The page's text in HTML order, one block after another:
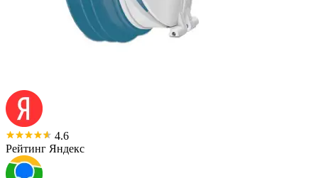
4.6
Рейтинг Яндекс